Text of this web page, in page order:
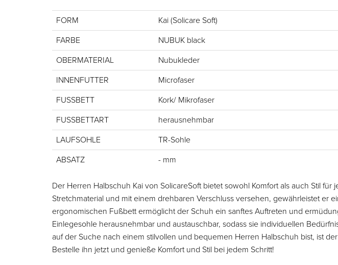
FORM Kai (Solicare Soft)
FARBE NUBUK black
OBERMATERIAL Nubukleder
INNENFUTTER Microfaser
FUSSBETT Kork/ Mikrofaser
FUSSBETTART herausnehmbar
LAUFSOHLE TR-Sohle
ABSATZ - mm
Der Herren Halbschuh Kai von SolicareSoft bietet sowohl Komfort als auch Stil für
Stretchmaterial und mit einem drehbaren Verschluss versehen, gewährleistet er
ergonomischen Fußbett ermöglicht der Schuh ein sanftes Auftreten und
Einlegesohle herausnehmbar und austauschbar, sodass sie individuellen
auf der Suche nach einem stilvollen und bequemen Herren Halbschuh bist, ist
Bestelle ihn jetzt und genieße Komfort und Stil bei jedem Schritt!